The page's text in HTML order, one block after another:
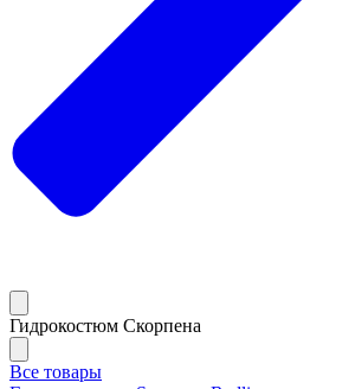
Гидрокостюм Скорпена
Все товары